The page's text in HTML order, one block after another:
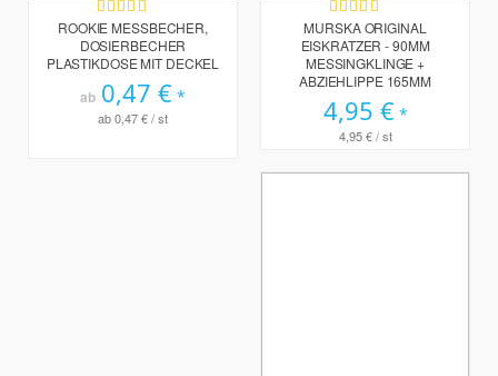
Bewertung:
100%
ROOKIE MESSBECHER,
DOSIERBECHER
PLASTIKDOSE MIT DECKEL
ab 0,47 €
ab0,47 €/ st
Bewertung:
100%
MURSKA ORIGINAL
EISKRATZER - 90MM
MESSINGKLINGE +
ABZIEHLIPPE 165MM
4,95 €
4,95 €/ st